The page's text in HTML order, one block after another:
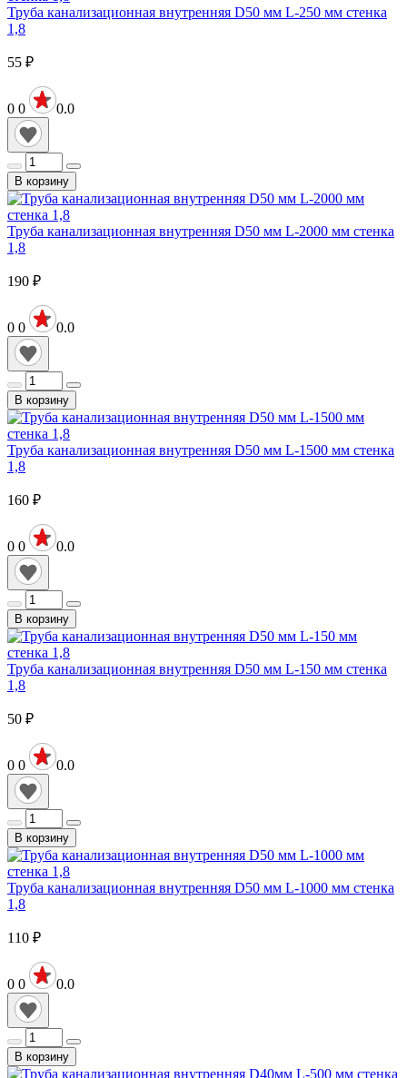
Труба канализационная внутренняя D50 мм L-250 мм стенка
1,8
55 ₽
0 0 0.0
В корзину
Труба канализационная внутренняя D50 мм L-2000 мм стенка
1,8
190 ₽
0 0 0.0
В корзину
Труба канализационная внутренняя D50 мм L-1500 мм стенка
1,8
160 ₽
0 0 0.0
В корзину
Труба канализационная внутренняя D50 мм L-150 мм стенка
1,8
50 ₽
0 0 0.0
В корзину
Труба канализационная внутренняя D50 мм L-1000 мм стенка
1,8
110 ₽
0 0 0.0
В корзину